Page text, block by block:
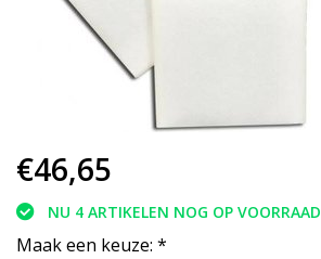
€46,65
NU 4 ARTIKELEN NOG OP VOORRAAD
Maak een keuze: *